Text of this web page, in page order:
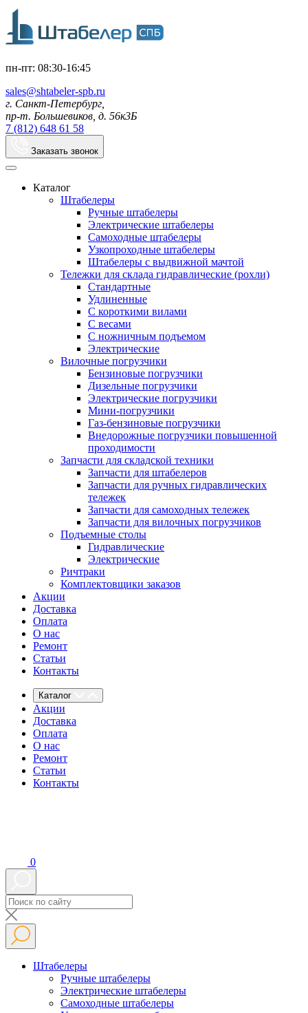
пн-пт: 08:30-16:45
sales@shtabeler-spb.ru
г. Санкт-Петербург,
пр-т. Большевиков, д. 56к3Б
7 (812) 648 61 58
Заказать звонок
Каталог
Штабелеры
Ручные штабелеры
Электрические штабелеры
Самоходные штабелеры
Узкопроходные штабелеры
Штабелеры с выдвижной мачтой
Тележки для склада гидравлические (рохли)
Стандартные
Удлиненные
С короткими вилами
С весами
С ножничным подъемом
Электрические
Вилочные погрузчики
Бензиновые погрузчики
Дизельные погрузчики
Электрические погрузчики
Мини-погрузчики
Газ-бензиновые погрузчики
Внедорожные погрузчики повышенной
проходимости
Запчасти для складской техники
Запчасти для штабелеров
Запчасти для ручных гидравлических
тележек
Запчасти для самоходных тележек
Запчасти для вилочных погрузчиков
Подъемные столы
Гидравлические
Электрические
Ричтраки
Комплектовщики заказов
Акции
Доставка
Оплата
О нас
Ремонт
Статьи
Контакты
Каталог
Акции
Доставка
Оплата
О нас
Ремонт
Статьи
Контакты
0
Штабелеры
Ручные штабелеры
Электрические штабелеры
Самоходные штабелеры